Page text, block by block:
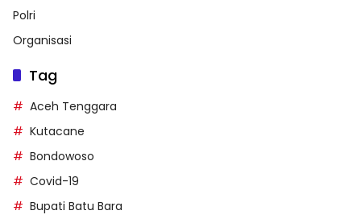
Polri
Organisasi
Tag
Aceh Tenggara
Kutacane
Bondowoso
Covid-19
Bupati Batu Bara